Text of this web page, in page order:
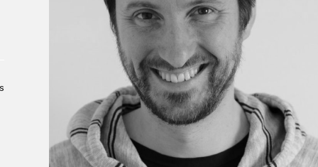
À propos du Salon
Liste des exposant·e·s
Liste des auteur·rice·s